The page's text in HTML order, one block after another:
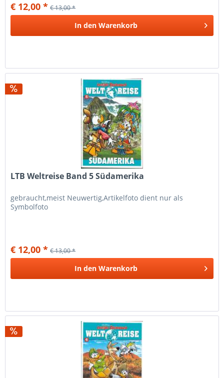
€ 12,00 * € 13,00 *
In den Warenkorb
LTB Weltreise Band 5 Südamerika
gebraucht,meist Neuwertig,Artikelfoto dient nur als
Symbolfoto
€ 12,00 * € 13,00 *
In den Warenkorb